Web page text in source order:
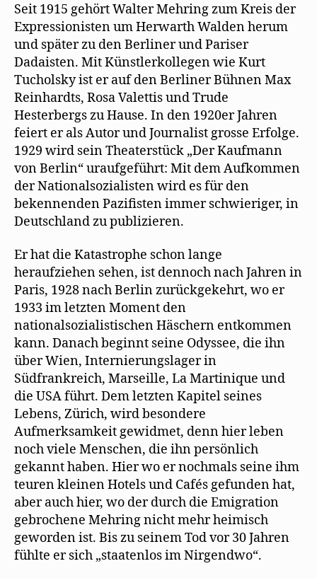
Seit 1915 gehört Walter Mehring zum Kreis der
Expressionisten um Herwarth Walden herum
und später zu den Berliner und Pariser
Dadaisten. Mit Künstlerkollegen wie Kurt
Tucholsky ist er auf den Berliner Bühnen Max
Reinhardts, Rosa Valettis und Trude
Hesterbergs zu Hause. In den 1920er Jahren
feiert er als Autor und Journalist grosse Erfolge.
1929 wird sein Theaterstück „Der Kaufmann
von Berlin“ uraufgeführt: Mit dem Aufkommen
der Nationalsozialisten wird es für den
bekennenden Pazifisten immer schwieriger, in
Deutschland zu publizieren.
Er hat die Katastrophe schon lange
heraufziehen sehen, ist dennoch nach Jahren in
Paris, 1928 nach Berlin zurückgekehrt, wo er
1933 im letzten Moment den
nationalsozialistischen Häschern entkommen
kann. Danach beginnt seine Odyssee, die ihn
über Wien, Internierungslager in
Südfrankreich, Marseille, La Martinique und
die USA führt. Dem letzten Kapitel seines
Lebens, Zürich, wird besondere
Aufmerksamkeit gewidmet, denn hier leben
noch viele Menschen, die ihn persönlich
gekannt haben. Hier wo er nochmals seine ihm
teuren kleinen Hotels und Cafés gefunden hat,
aber auch hier, wo der durch die Emigration
gebrochene Mehring nicht mehr heimisch
geworden ist. Bis zu seinem Tod vor 30 Jahren
fühlte er sich „staatenlos im Nirgendwo“.